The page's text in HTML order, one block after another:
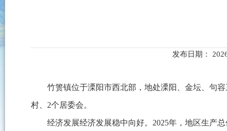
发布日期：
竹箦镇位于溧阳市西北部，地处溧阳、金坛、句
村、2个居委会。
经济发展经济发展稳中向好。2025年，地区生产